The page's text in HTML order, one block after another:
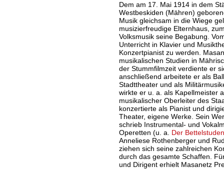
Dem am 17. Mai 1914 in dem
Westbeskiden (Mähren)
Musik gleichsam in die Wiege
musizierfreudige Elternhaus,
Volksmusik seine Begabung.
Unterricht in Klavier und
Konzertpianist zu werden.
musikalischen Studien in
der Stummfilmzeit verdiente er
anschließend arbeitete er als
Stadttheater und als
wirkte er u. a. als Kapellmeister
musikalischer Oberleiter des
konzertierte als Pianist und
Theater, eigene Werke. Sein
schrieb Instrumental- und
Operetten (u. a. Der
Anneliese Rothenberger und
ziehen sich seine zahlreichen
durch das gesamte Schaffen.
und Dirigent erhielt Masanetz